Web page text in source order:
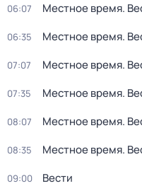
06:07 Местное время.
06:35 Местное время.
07:07 Местное время.
07:35 Местное время.
08:07 Местное время.
08:35 Местное время.
09:00 Вести